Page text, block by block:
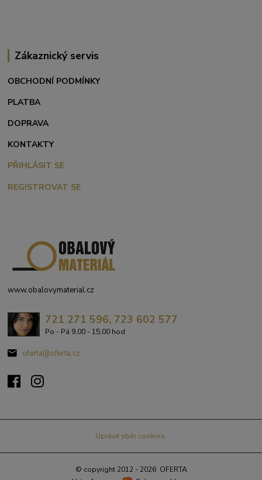
Zákaznický servis
OBCHODNÍ PODMÍNKY
PLATBA
DOPRAVA
KONTAKTY
PŘIHLÁSIT SE
REGISTROVAT SE
www.obalovymaterial.cz
721 271 596, 723 602 577
Po - Pá 9,00 - 15,00 hod
oferta@oferta.cz
Upravit sběr cookies.
© copyright 2012 - 2026 OFERTA